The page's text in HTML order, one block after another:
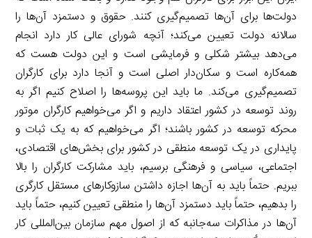
دولت‌ها برای آن‌ها تصمیم‌گیری کنند. حقوق و دستمزد آن‌ها را
سالانه دولت تعیین می‌کند؛ آنچه شورای عالی کار دارد انجام
می‌دهد بیشتر شکلی و فرمایشی است و این دولت هست که
همه‌کاره است و سکان‌دار اصلی است و آنجا دارد برای کارگران
تصمیم‌گیری می‌کند. ما باید این پروسه‌ها را اصلاح کنیم اگر به
روند توسعه در کشور اعتقاد داریم و اگر می‌خواهیم کارگران موتور
محرکه توسعه در کشور باشند؛ اگر می‌خواهیم که به یک ثبات و
پایداری در یک توسعه منطقی در کشور برای بخش‌های اقتصادی،
اجتماعی، سیاسی و فرهنگی برسیم، باید مشارکت کارگران را بالا
ببریم. حتماً باید به آن‌ها اجازه داشتن سازوکارهای مستقل کارگری
را بدهیم، حتماً باید دستمزد آن‌ها را منطقی تعیین کنیم، حتماً باید
آن‌ها در مذاکرات سه‌جانبه که از اصول مهم سازمان بین‌المللی کار